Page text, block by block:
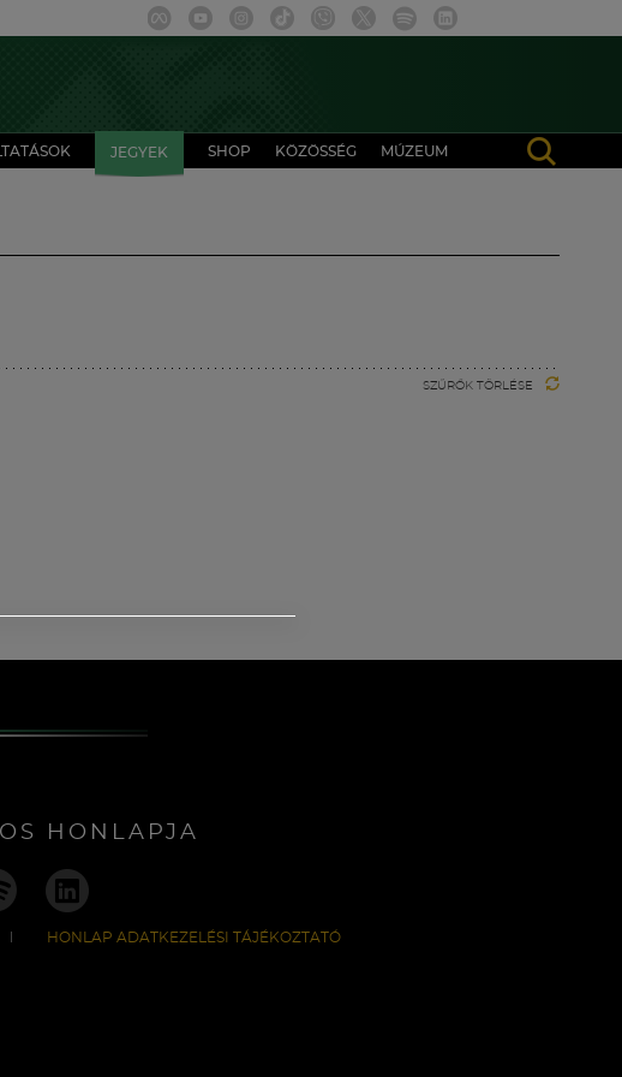
JEGYEK SHOP KÖZÖSSÉG MÚZEUM
SZŰRŐK TÖRLÉSE
HONLAPJA
HONLAP ADATKEZELÉSI TÁJÉKOZTATÓ